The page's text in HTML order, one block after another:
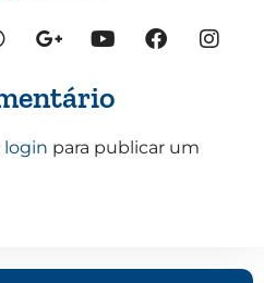
login para publicar um